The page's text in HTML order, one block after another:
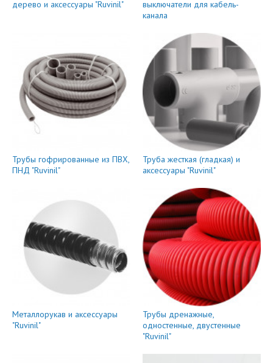
дерево и аксессуары "Ruvinil"
выключатели для кабель-
канала
Трубы гофрированные из ПВХ,
ПНД "Ruvinil"
Труба жесткая (гладкая) и
аксессуары "Ruvinil"
Металлорукав и аксессуары
"Ruvinil"
Трубы дренажные,
одностенные, двустенные
"Ruvinil"